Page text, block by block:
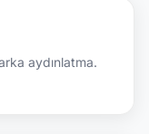
aydınlatma.